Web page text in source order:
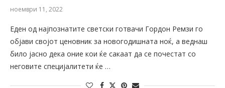
ноември 11, 2022
Еден од најпознатите светски готвачи Гордон Ремзи го
објави својот ценовник за новогодишната ноќ, а веднаш
било јасно дека оние кои ќе сакаат да се почестат со
неговите специјалитети ќе …